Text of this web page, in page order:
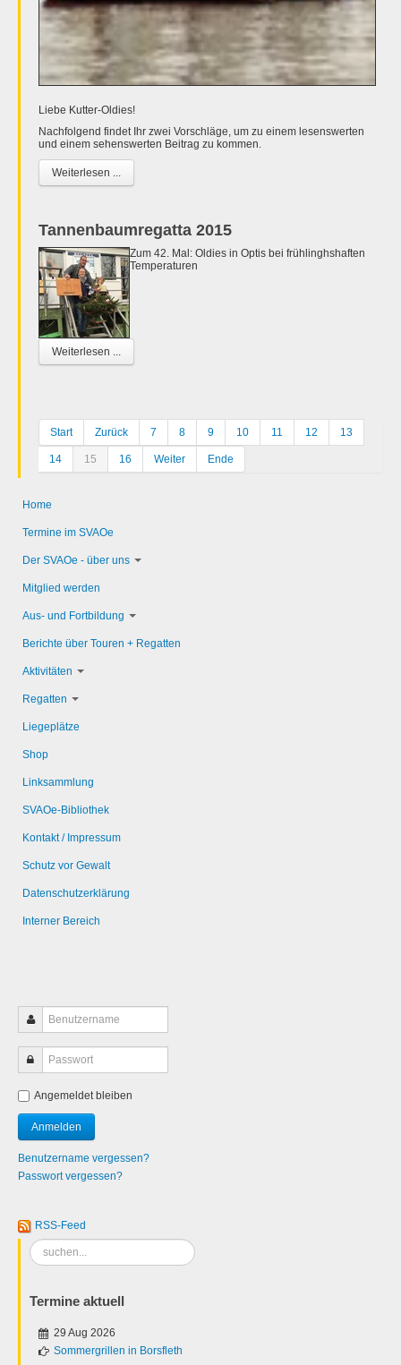
Liebe Kutter-Oldies!
Nachfolgend findet Ihr zwei Vorschläge, um zu einem lesenswerten
und einem sehenswerten Beitrag zu kommen.
Weiterlesen ...
Tannenbaumregatta 2015
Zum 42. Mal: Oldies in Optis bei frühlinghshaften
Temperaturen
Weiterlesen ...
Start Zurück 7 8 9 10 11 12 13
14 15 16 Weiter Ende
Home
Termine im SVAOe
Der SVAOe - über uns
Mitglied werden
Aus- und Fortbildung
Berichte über Touren + Regatten
Aktivitäten
Regatten
Liegeplätze
Shop
Linksammlung
SVAOe-Bibliothek
Kontakt / Impressum
Schutz vor Gewalt
Datenschutzerklärung
Interner Bereich
Angemeldet bleiben
Benutzername vergessen?
Passwort vergessen?
RSS-Feed
Suchen
...
Termine aktuell
29 Aug 2026
Sommergrillen in Borsfleth